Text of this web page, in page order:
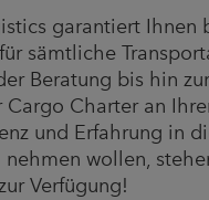
garantiert Ihnen
sämtliche
Beratung bis hin
Charter an
und Erfahrung in
wollen,
Verfügung!